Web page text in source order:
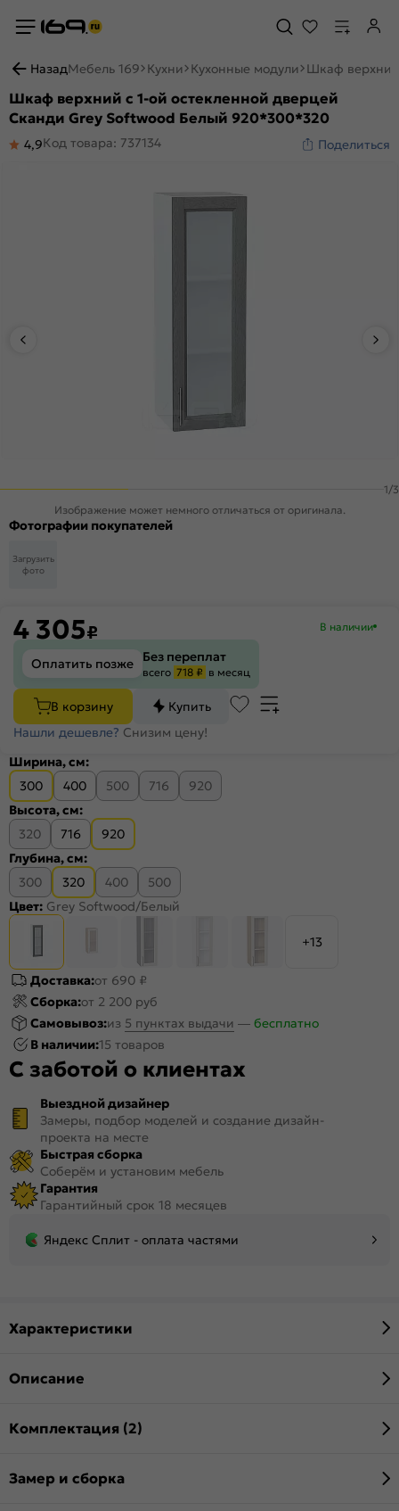
НазадМебель 169 Кухни Кухонные модули Шкаф
Шкаф верхний с 1-ой остекленной дверцей
Сканди Grey Softwood Белый 920*300*320
4,9Код товара: 737134 Поделиться
1/3
Изображение может немного отличаться от оригинала.
Фотографии покупателей
Загрузить
фото
4 305₽ В наличии
Оплатить позже Без переплат
всего 718 ₽ в месяц
В корзину
Купить
Нашли дешевле? Снизим цену!
Ширина, см:
300
400 500 716
920
Высота, см:
320
716
920
Глубина, см:
300
320 400
500
Цвет: Grey Softwood/Белый
+13
Доставка:от 690 ₽
Сборка:от 2 200 руб
Самовывоз:из 5 пунктах выдачи — бесплатно
В наличии:15 товаров
С заботой о клиентах
Выездной дизайнер
Замеры, подбор моделей и создание дизайн-
проекта на месте
Быстрая сборка
Соберём и установим мебель
Гарантия
Гарантийный срок 18 месяцев
Яндекс Сплит - оплата частями
Характеристики
Описание
Комплектация (2)
Замер и сборка